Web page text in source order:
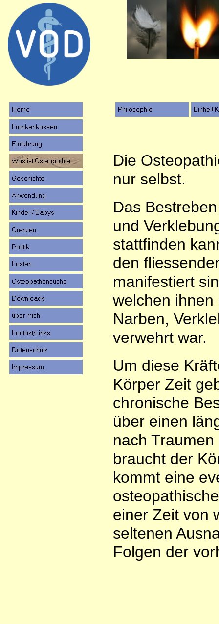
Die
nur selbst.
Das
und
stattfinden
den
manifestiert
welchen
Narben,
verwehrt war.
Um diese
Körper Zeit
chronische
über einen
nach
braucht der
kommt eine
einer Zeit von
seltenen
Folgen der